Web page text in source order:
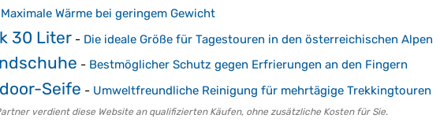
Maximale Wärme bei geringem Gewicht
30 Liter - Die ideale Größe für Tagestouren in den österreichischen Alpen
- Bestmöglicher Schutz gegen Erfrierungen an den Fingern
Seife - Umweltfreundliche Reinigung für mehrtägige Trekkingtouren
verdient diese Website an qualifizierten Käufen, ohne zusätzliche Kosten für Sie.